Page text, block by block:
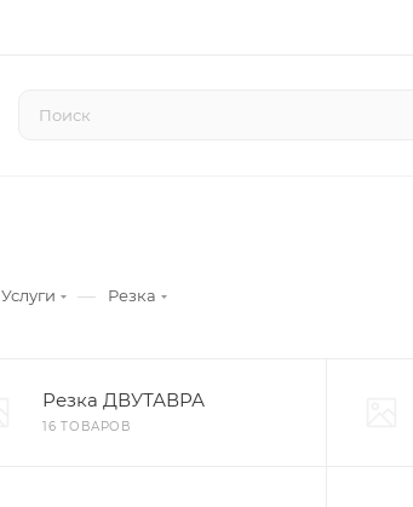
Услуги — Резка
Резка ДВУТАВРА
16 ТОВАРОВ